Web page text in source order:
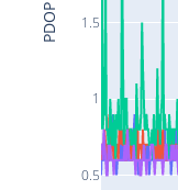
0.5
1
1.5
PDOP